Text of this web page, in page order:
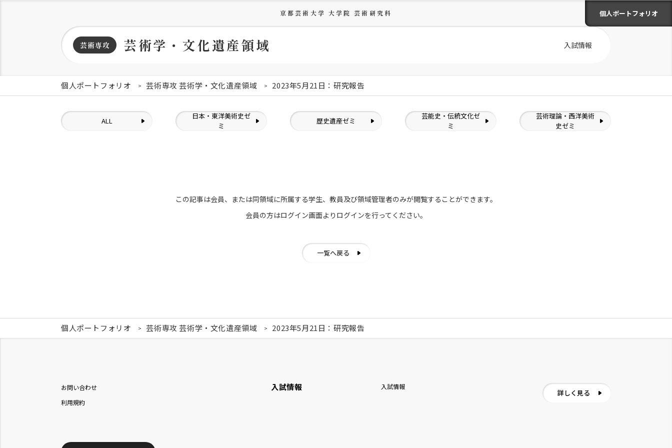
京都芸術大学 大学院 芸術研究科 個人ポートフォリオ
芸術専攻 芸術学・文化遺産領域 入試情報
個人ポートフォリオ 芸術専攻 芸術学・文化遺産領域 2023年5月21日：研究報告
ALL
日本・東洋美術史ゼ
ミ
歴史遺産ゼミ
芸能史・伝統文化ゼ
ミ
芸術理論・西洋美術
史ゼミ
この記事は会員、または同領域に所属する学生、教員及び領域管理者のみが閲覧することができます。
会員の方はログイン画面より ログインを行ってください。
一覧へ戻る
個人ポートフォリオ 芸術専攻 芸術学・文化遺産領域 2023年5月21日：研究報告
お問い合わせ
利用規約
入試情報 入試情報
詳しく見る